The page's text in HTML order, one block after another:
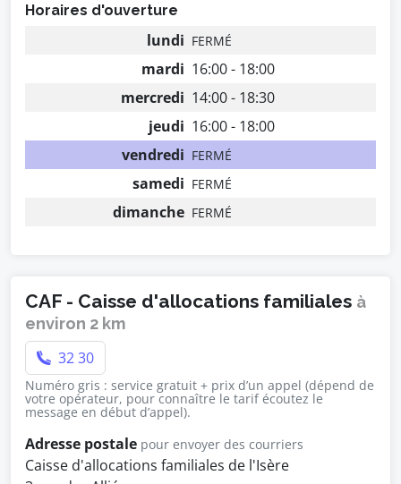
Horaires d'ouverture
lundi FERMÉ
mardi 16:00 - 18:00
mercredi 14:00 - 18:30
jeudi 16:00 - 18:00
vendredi FERMÉ
samedi FERMÉ
dimanche FERMÉ
CAF - Caisse d'allocations familiales à
environ 2 km
32 30
Numéro gris : service gratuit + prix d’un appel (dépend de
votre opérateur, pour connaître le tarif écoutez le
message en début d’appel).
Adresse postale pour envoyer des courriers
Caisse d'allocations familiales de l'Isère